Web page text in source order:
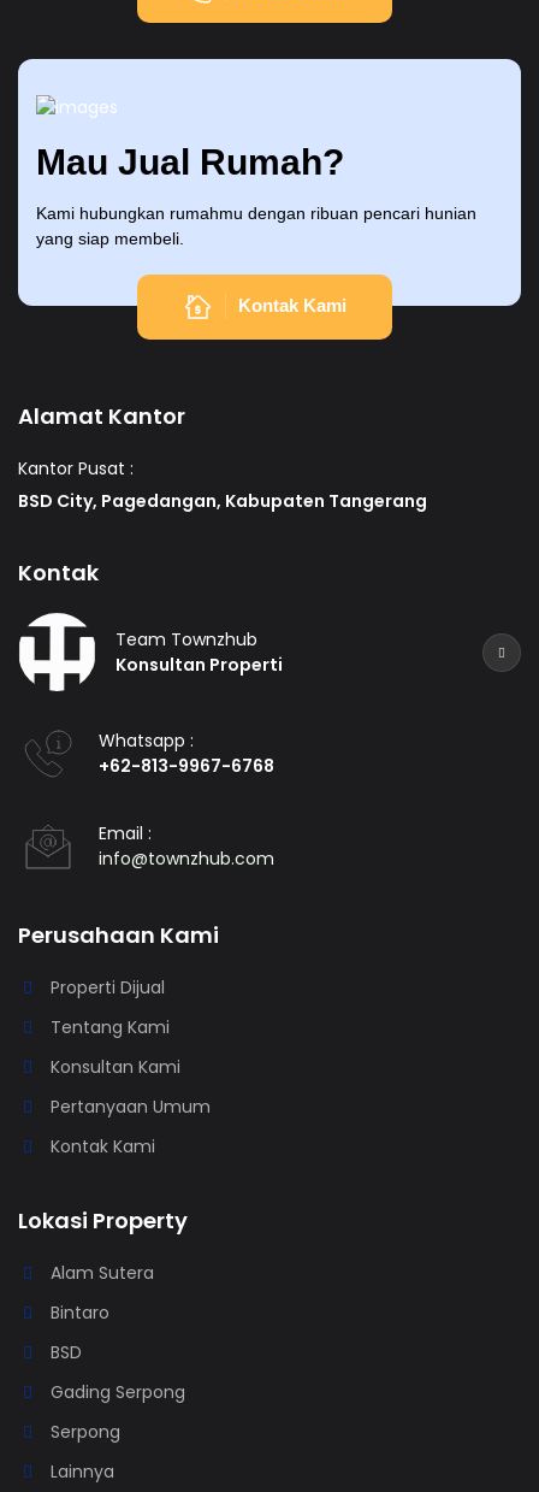
Mau Jual Rumah?
Kami hubungkan rumahmu dengan ribuan pencari hunian
yang siap membeli.
Kontak Kami
Alamat Kantor
Kantor Pusat :
BSD City, Pagedangan, Kabupaten Tangerang
Kontak
Team Townzhub
Konsultan Properti
Whatsapp :
+62-813-9967-6768
Email :
info@townzhub.com
Perusahaan Kami
Properti Dijual
Tentang Kami
Konsultan Kami
Pertanyaan Umum
Kontak Kami
Lokasi Property
Alam Sutera
Bintaro
BSD
Gading Serpong
Serpong
Lainnya